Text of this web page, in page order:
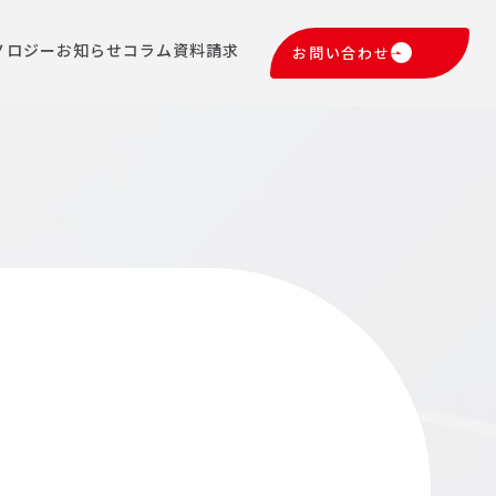
ロジーお知らせコラム資料請求 お問い合わせ